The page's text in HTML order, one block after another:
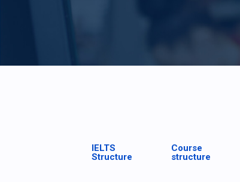
IELTS
Structure
Course
structure